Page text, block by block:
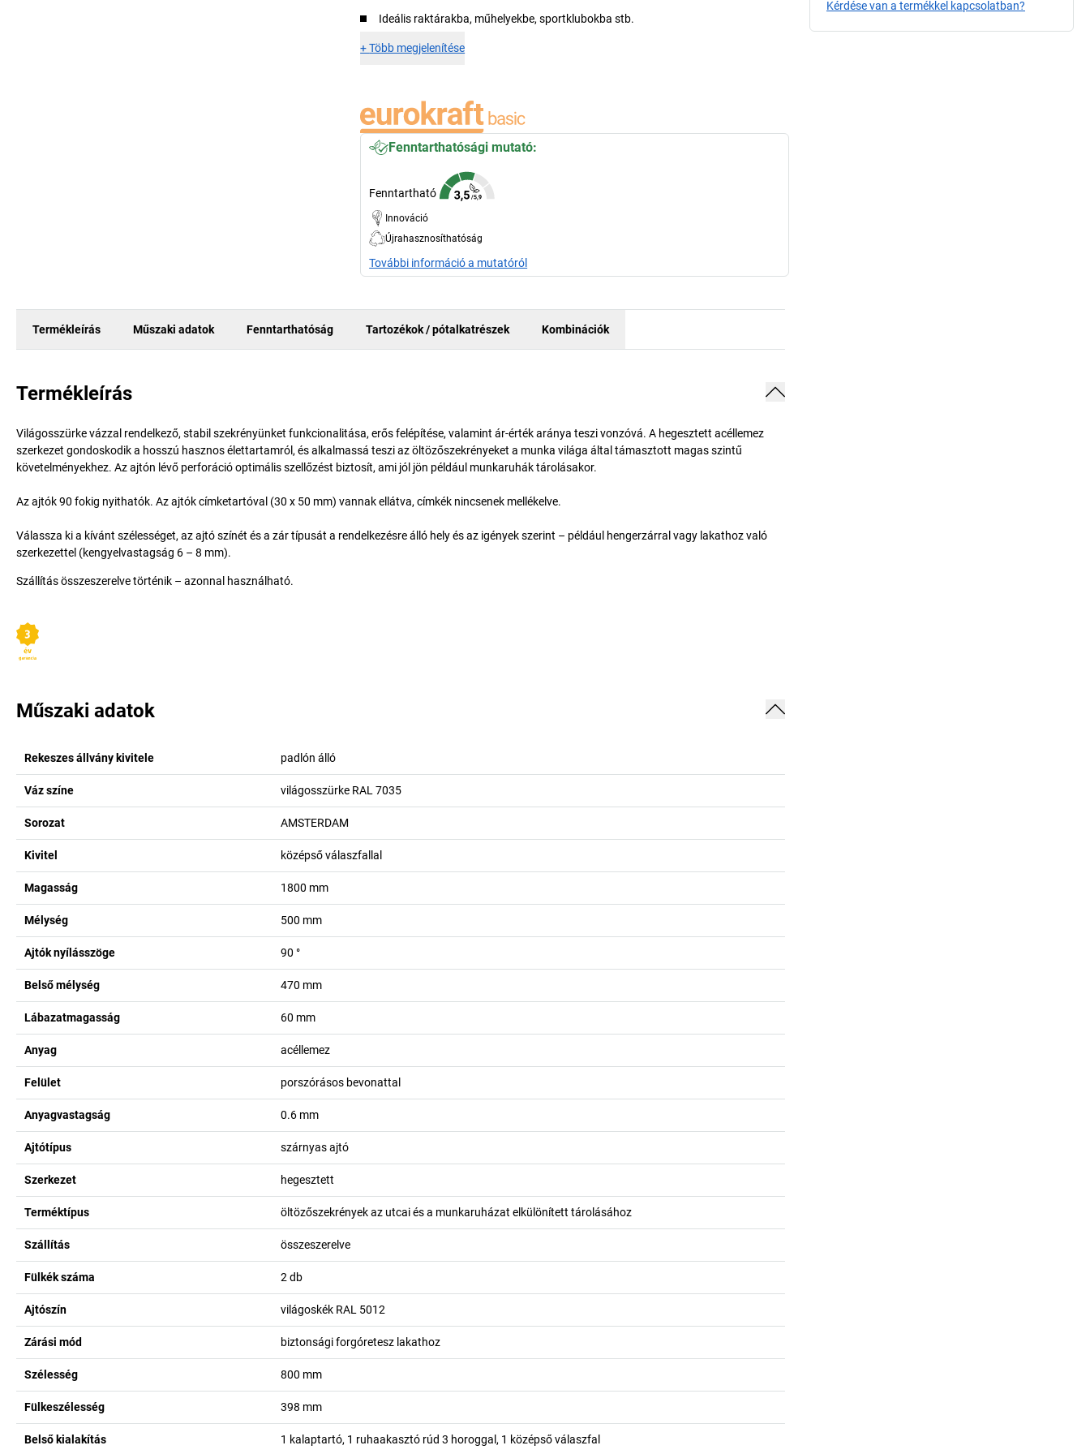
Ideális raktárakba, műhelyekbe, sportklubokba stb.
+Több megjelenítése
Fenntarthatósági mutató:
Fenntartható
Innováció
Újrahasznosíthatóság
További információ a mutatóról
Termékleírás Műszaki adatok Fenntarthatóság Tartozékok / pótalkatrészek Kombinációk
Termékleírás
Világosszürke vázzal rendelkező, stabil szekrényünket funkcionalitása, erős felépítése, valamint ár-érték aránya teszi vonzóvá. A hegesztett acéllemez
szerkezet gondoskodik a hosszú hasznos élettartamról, és alkalmassá teszi az öltözőszekrényeket a munka világa által támasztott magas szintű
követelményekhez. Az ajtón lévő perforáció optimális szellőzést biztosít, ami jól jön például munkaruhák tárolásakor.
Az ajtók 90 fokig nyithatók. Az ajtók címketartóval (30 x 50 mm) vannak ellátva, címkék nincsenek mellékelve.
Válassza ki a kívánt szélességet, az ajtó színét és a zár típusát a rendelkezésre álló hely és az igények szerint – például hengerzárral vagy lakathoz való
szerkezettel (kengyelvastagság 6 – 8 mm).
Szállítás összeszerelve történik – azonnal használható.
Műszaki adatok
Rekeszes állvány kivitele padlón álló
Váz színe világosszürke RAL 7035
Sorozat AMSTERDAM
Kivitel középső válaszfallal
Magasság 1800 mm
Mélység 500 mm
Ajtók nyílásszöge 90 °
Belső mélység 470 mm
Lábazatmagasság 60 mm
Anyag acéllemez
Felület porszórásos bevonattal
Anyagvastagság 0.6 mm
Ajtótípus szárnyas ajtó
Szerkezet hegesztett
Terméktípus öltözőszekrények az utcai és a munkaruházat elkülönített tárolásához
Szállítás összeszerelve
Fülkék száma 2 db
Ajtószín világoskék RAL 5012
Zárási mód biztonsági forgóretesz lakathoz
Szélesség 800 mm
Fülkeszélesség 398 mm
Belső kialakítás 1 kalaptartó, 1 ruhaakasztó rúd 3 horoggal, 1 középső válaszfal
Kérdése van a termékkel kapcsolatban?